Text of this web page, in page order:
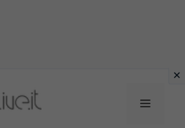
Menu